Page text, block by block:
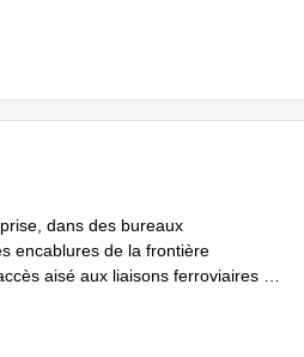
dans des bureaux
encablures de la frontière
aisé aux liaisons ferroviaires et